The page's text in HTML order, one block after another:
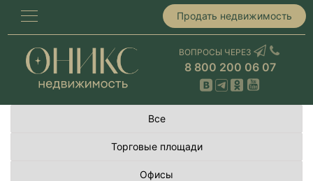
Продать недвижимость
ВОПРОСЫ ЧЕРЕЗ
8 800 200 06 07
Все
Торговые площади
Офисы